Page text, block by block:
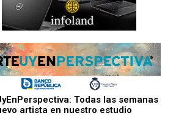
Todas las semanas
artista en nuestro estudio